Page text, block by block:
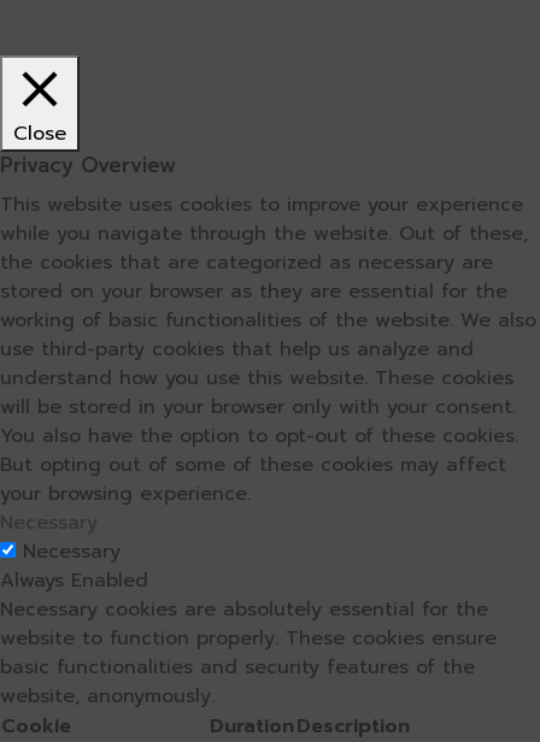
Close
Privacy Overview
This website uses cookies to improve your experience
while you navigate through the website. Out of these,
the cookies that are categorized as necessary are
stored on your browser as they are essential for the
working of basic functionalities of the website. We also
use third-party cookies that help us analyze and
understand how you use this website. These cookies
will be stored in your browser only with your consent.
You also have the option to opt-out of these cookies.
But opting out of some of these cookies may affect
your browsing experience.
Necessary
Necessary
Always Enabled
Necessary cookies are absolutely essential for the
website to function properly. These cookies ensure
basic functionalities and security features of the
website, anonymously.
Cookie
DurationDescription